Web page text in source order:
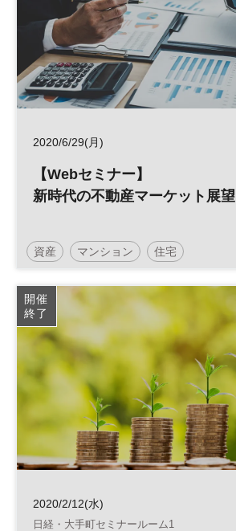
2020/6/29(月)
【Webセミナー】
新時代の不動産マーケット展望
資産 マンション 住宅
開催
終了
2020/2/12(水)
日経・大手町セミナールーム1